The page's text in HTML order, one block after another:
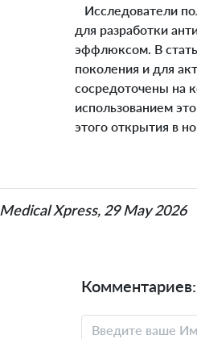
Исследователи
для разработки
эффлюксом. В
поколения и для
сосредоточены на
использованием
этого открытия в
Medical Xpress, 29 May 2026